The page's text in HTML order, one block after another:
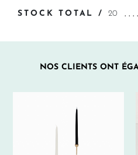
STOCK TOTAL / 20
NOS CLIENTS ONT